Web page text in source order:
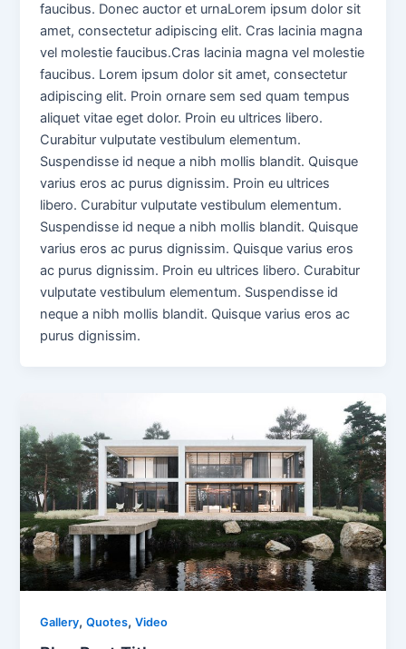
faucibus. Donec auctor et urnaLorem ipsum dolor sit
amet, consectetur adipiscing elit. Cras lacinia magna
vel molestie faucibus.Cras lacinia magna vel molestie
faucibus. Lorem ipsum dolor sit amet, consectetur
adipiscing elit. Proin ornare sem sed quam tempus
aliquet vitae eget dolor. Proin eu ultrices libero.
Curabitur vulputate vestibulum elementum.
Suspendisse id neque a nibh mollis blandit. Quisque
varius eros ac purus dignissim. Proin eu ultrices
libero. Curabitur vulputate vestibulum elementum.
Suspendisse id neque a nibh mollis blandit. Quisque
varius eros ac purus dignissim. Quisque varius eros
ac purus dignissim. Proin eu ultrices libero. Curabitur
vulputate vestibulum elementum. Suspendisse id
neque a nibh mollis blandit. Quisque varius eros ac
purus dignissim.
Gallery,Quotes,Video